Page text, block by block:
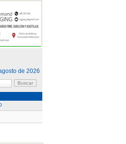
de 2026